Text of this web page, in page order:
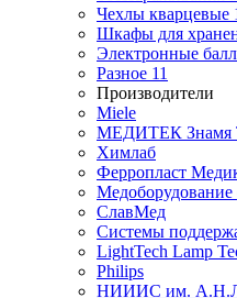
Чехлы кварцевые
Шкафы для
Электронные
Разное 11
Производители
Miele
МЕДИТЕК Знамя
Химлаб
Ферропласт
СлавМед
Системы
LightTech Lamp
Philips
НИИИС им.